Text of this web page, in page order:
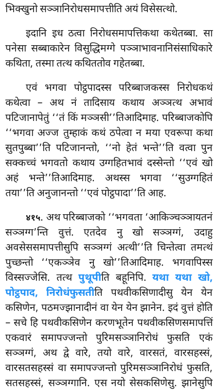
भिक्खुनो सञ्ञानिरोधसमापत्तीति अयं विसेसत्थो.
इदानि इध ठत्वा निरोधसमापत्तिकथा कथेतब्बा. सा
पनेसा सब्बाकारेन विसुद्धिमग्गे पञ्ञाभावनानिसंसाधिकारे
कथिता, तस्मा तत्थ कथिततोव गहेतब्बा.
एवं भगवा पोट्ठपादस्स परिब्बाजकस्स निरोधकथं
कथेत्वा – अथ नं तादिसाय कथाय अञ्ञत्थ अभावं
पटिजानापेतुं ‘‘तं किं मञ्ञसी’’तिआदिमाह. परिब्बाजकोपि
‘‘भगवा अज्ज तुम्हाकं कथं ठपेत्वा न मया एवरूपा कथा
सुतपुब्बा’’ति पटिजानन्तो, ‘‘नो हेतं भन्ते’’ति वत्वा पुन
सक्कच्चं भगवतो कथाय उग्गहितभावं दस्सेन्तो ‘‘एवं खो
अहं भन्ते’’तिआदिमाह. अथस्स भगवा ‘‘सुउग्गहितं
तया’’ति अनुजानन्तो ‘‘एवं पोट्ठपादा’’ति आह.
४१५. अथ परिब्बाजको ‘‘भगवता ‘आकिञ्चञ्ञायतनं
सञ्ञग्ग’न्ति वुत्तं. एतदेव नु खो सञ्ञग्गं, उदाहु
अवसेससमापत्तीसुपि सञ्ञग्गं अत्थी’’ति चिन्तेत्वा तमत्थं
पुच्छन्तो ‘‘एकञ्ञेव नु खो’’तिआदिमाह. भगवापिस्स
विस्सज्जेसि. तत्थ पुथूपीति बहूनिपि.यथा यथा खो,
पोट्ठपाद, निरोधंफुसतीति पथवीकसिणादीसु येन येन
कसिणेन, पठमज्झानादीनं वा येन येन झानेन. इदं वुत्तं होति
– सचे हि पथवीकसिणेन करणभूतेन पथवीकसिणसमापत्तिं
एकवारं समापज्जन्तो पुरिमसञ्ञानिरोधं फुसति एकं
सञ्ञग्गं, अथ द्वे वारे, तयो वारे, वारसतं, वारसहस्सं,
वारसतसहस्सं वा समापज्जन्तो पुरिमसञ्ञानिरोधं फुसति,
सतसहस्सं, सञ्ञग्गानि. एस नयो सेसकसिणेसु. झानेसुपि